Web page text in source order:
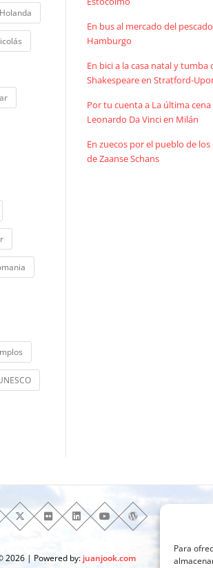
Para
Holanda
En bus al mercado del
Hamburgo
En bici a la casa natal y tumba
Shakespeare en Stratford-
Por tu cuenta a La última cena
Leonardo Da Vinci en Milán
En zuecos por el pueblo de
de Zaanse Schans
2026 | Powered by: juanjook.com